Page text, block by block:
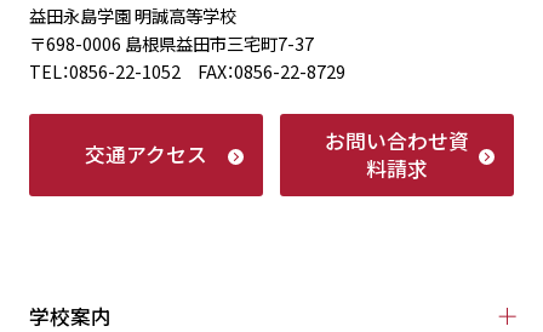
益田永島学園 明誠高等学校
〒698-0006 島根県益田市三宅町7-37
TEL：0856-22-1052 FAX：0856-22-8729
交通アクセス お問い合わせ資
料請求
学校案内